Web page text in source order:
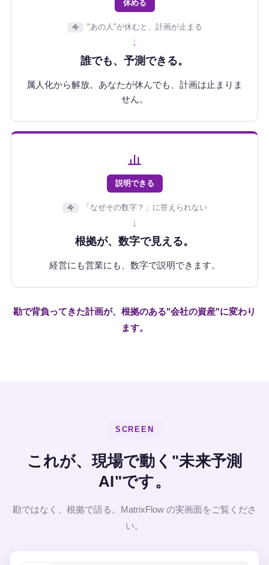
休める
今 "あの人"が休むと、計画が止まる
↓
誰でも、予測できる。
属人化から解放。あなたが休んでも、計画は止まりま
せん。
説明できる
今 「なぜその数字？」に答えられない
↓
根拠が、数字で見える。
経営にも営業にも、数字で説明できます。
勘で背負ってきた計画が、根拠のある"会社の資産"に変わり
ます。
SCREEN
これが、現場で動く"未来予測
AI"です。
勘ではなく、根拠で語る。MatrixFlow の実画面をご覧くださ
い。